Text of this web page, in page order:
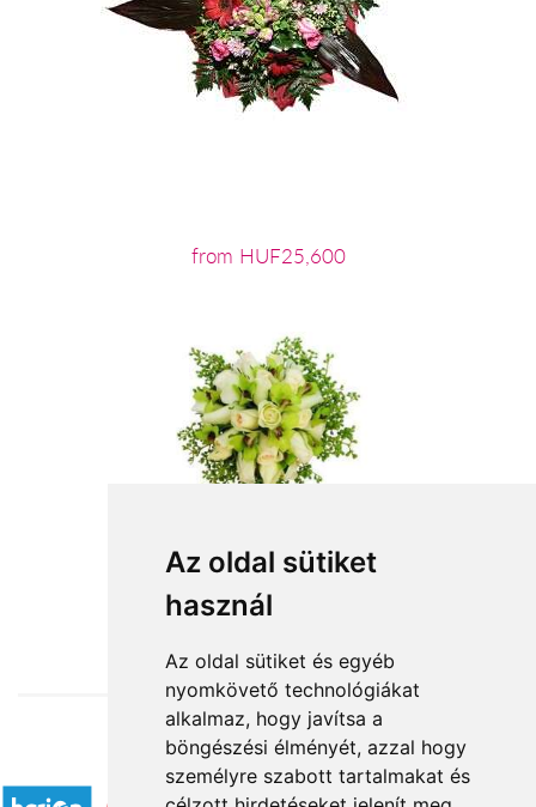
Az oldal sütiket
használ
Az oldal sütiket és egyéb
nyomkövető technológiákat
alkalmaz, hogy javítsa a
böngészési élményét, azzal hogy
személyre szabott tartalmakat és
from HUF25,600
from HUF60,000
Accepted payment methods